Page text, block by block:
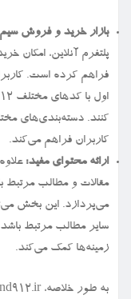
بازار خرید و فروش
پلتفرم آنلاین، امکان
فراهم کرده است.
کنند. دسته‌بندی‌های
کاربران فراهم می‌کند.
ارائه محتوای مفید:
مقالات و مطالب مرتبط
می‌پردازد. این بخش
سایر مطالب مرتبط
زمینه‌ها کمک می‌کند.